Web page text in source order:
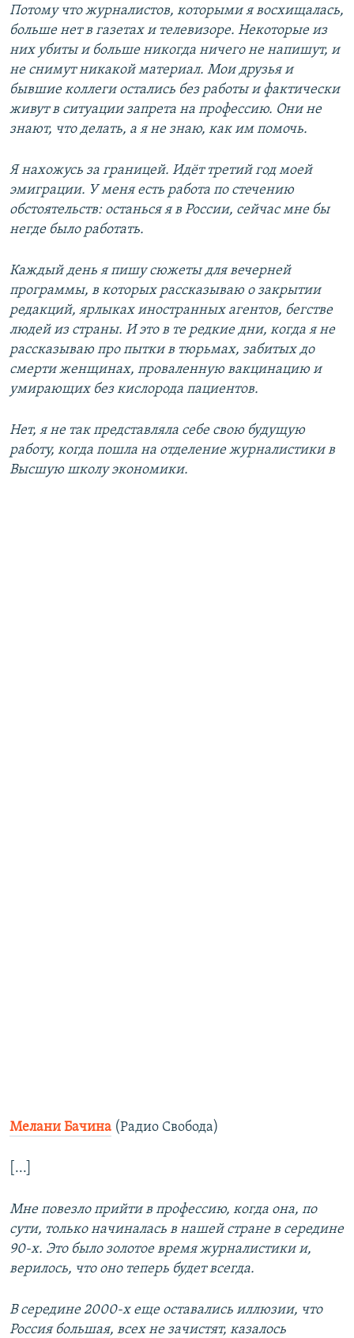
Потому что журналистов, которыми я восхищалась,
больше нет в газетах и телевизоре. Некоторые из
них убиты и больше никогда ничего не напишут, и
не снимут никакой материал. Мои друзья и
бывшие коллеги остались без работы и фактически
живут в ситуации запрета на профессию. Они не
знают, что делать, а я не знаю, как им помочь.
Я нахожусь за границей. Идёт третий год моей
эмиграции. У меня есть работа по стечению
обстоятельств: останься я в России, сейчас мне бы
негде было работать.
Каждый день я пишу сюжеты для вечерней
программы, в которых рассказываю о закрытии
редакций, ярлыках иностранных агентов, бегстве
людей из страны. И это в те редкие дни, когда я не
рассказываю про пытки в тюрьмах, забитых до
смерти женщинах, проваленную вакцинацию и
умирающих без кислорода пациентов.
Нет, я не так представляла себе свою будущую
работу, когда пошла на отделение журналистики в
Высшую школу экономики.
Мелани Бачина (Радио Свобода)
[...]
Мне повезло прийти в профессию, когда она, по
сути, только начиналась в нашей стране в середине
90-х. Это было золотое время журналистики и,
верилось, что оно теперь будет всегда.
В середине 2000-х еще оставались иллюзии, что
Россия большая, всех не зачистят, казалось